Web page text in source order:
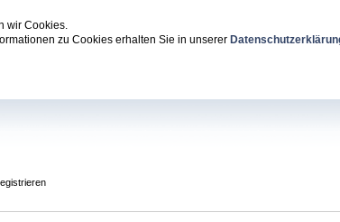
wir Cookies.
zu Cookies erhalten Sie in unserer